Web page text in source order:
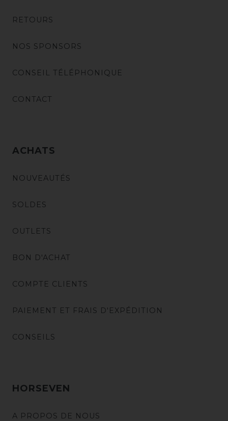
RETOURS
NOS SPONSORS
CONSEIL TÉLÉPHONIQUE
CONTACT
ACHATS
NOUVEAUTÉS
SOLDES
OUTLETS
BON D'ACHAT
COMPTE CLIENTS
PAIEMENT ET FRAIS D'EXPÉDITION
CONSEILS
HORSEVEN
A PROPOS DE NOUS